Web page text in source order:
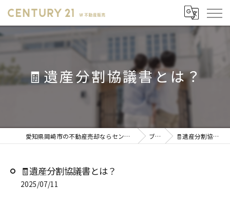
🧾遺産分割協議書とは？
愛知県岡崎市の不動産売却ならセンチュリー21 W不動産販売 ブログ 🧾遺産分割協議書とは？
🧾遺産分割協議書とは？
2025/07/11